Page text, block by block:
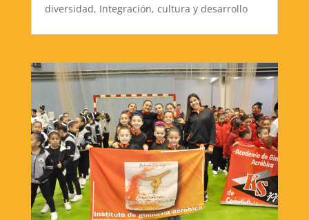
diversidad, Integración, cultura y desarrollo